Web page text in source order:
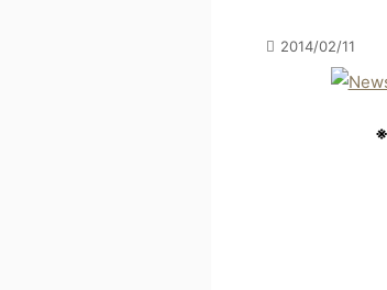
2014/02/11